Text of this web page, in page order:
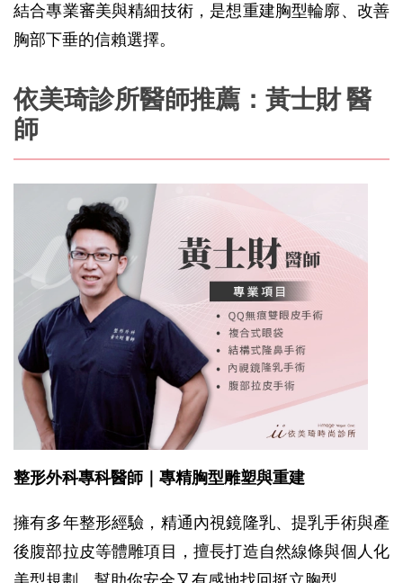
結合專業審美與精細技術，是想重建胸型輪廓、改善
胸部下垂的信賴選擇。
依美琦診所醫師推薦：黃士財 醫
師
整形外科專科醫師｜專精胸型雕塑與重建
擁有多年整形經驗，精通內視鏡隆乳、提乳手術與產
後腹部拉皮等體雕項目，擅長打造自然線條與個人化